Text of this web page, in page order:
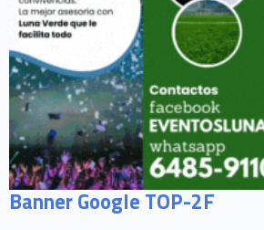
Banner Google TOP-2F